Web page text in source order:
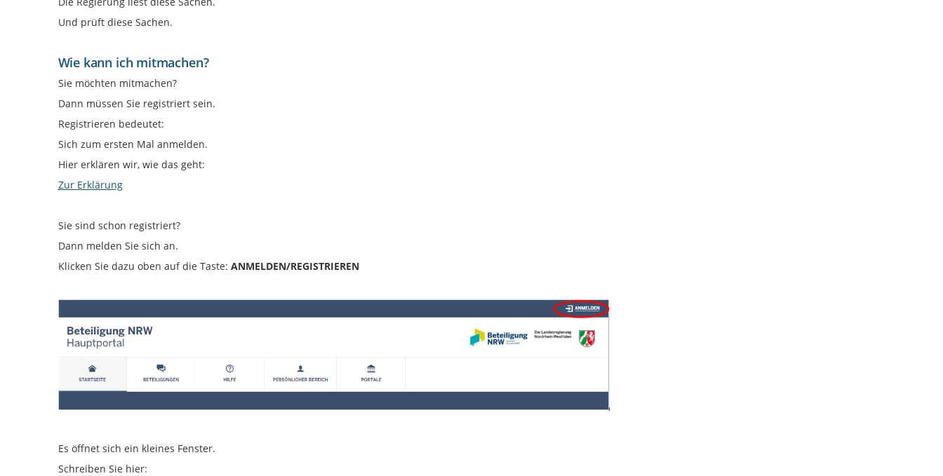
Und prüft diese Sachen.
Wie kann ich mitmachen?
Sie möchten mitmachen?
Dann müssen Sie registriert sein.
Registrieren bedeutet:
Sich zum ersten Mal anmelden.
Hier erklären wir, wie das geht:
Zur Erklärung
Sie sind schon registriert?
Dann melden Sie sich an.
Klicken Sie dazu oben auf die Taste: ANMELDEN/REGISTRIEREN
Es öffnet sich ein kleines Fenster.
Schreiben Sie hier: